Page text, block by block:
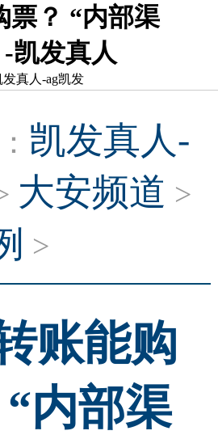
票？ “内部渠
凯发真人
发真人-ag凯发
凯发真人-
大安频道 >
>
账能购
内部渠